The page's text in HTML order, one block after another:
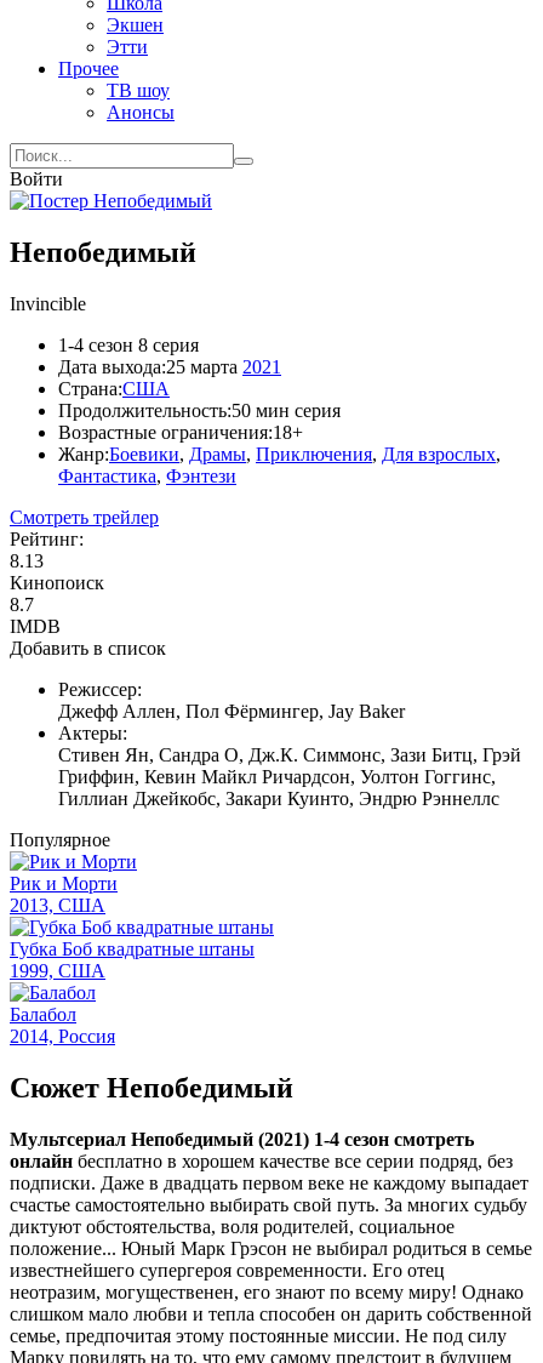
Экшен
Этти
Прочее
ТВ шоу
Анонсы
Войти
Непобедимый
Invincible
1-4 сезон 8 серия
Дата выхода:25 марта 2021
Страна:США
Продолжительность:50 мин серия
Возрастные ограничения:18+
Жанр:Боевики, Драмы, Приключения, Для взрослых,
Фантастика, Фэнтези
Смотреть трейлер
Рейтинг:
8.13
Кинопоиск
8.7
IMDB
Добавить в список
Режиссер:
Джефф Аллен, Пол Фёрмингер, Jay Baker
Актеры:
Стивен Ян, Сандра О, Дж.К. Симмонс, Зази Битц, Грэй
Гриффин, Кевин Майкл Ричардсон, Уолтон Гоггинс,
Гиллиан Джейкобс, Закари Куинто, Эндрю Рэннеллс
Популярное
Рик и Морти
2013, США
Губка Боб квадратные штаны
1999, США
Балабол
2014, Россия
Сюжет Непобедимый
Мультсериал Непобедимый (2021) 1-4 сезон смотреть
онлайн бесплатно в хорошем качестве все серии подряд, без
подписки. Даже в двадцать первом веке не каждому выпадает
счастье самостоятельно выбирать свой путь. За многих судьбу
диктуют обстоятельства, воля родителей, социальное
положение... Юный Марк Грэсон не выбирал родиться в семье
известнейшего супергероя современности. Его отец
неотразим, могущественен, его знают по всему миру! Однако
слишком мало любви и тепла способен он дарить собственной
семье, предпочитая этому постоянные миссии. Не под силу
Марку повилять на то, что ему самому предстоит в будущем